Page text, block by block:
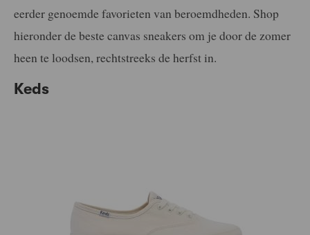
eerder genoemde favorieten van beroemdheden. Shop
hieronder de beste canvas sneakers om je door de zomer
heen te loodsen, rechtstreeks de herfst in.
Keds